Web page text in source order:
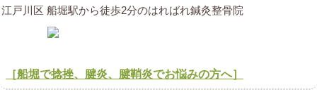
江戸川区 船堀駅から徒歩2分のはればれ鍼灸整骨院
［船堀で捻挫、腱炎、腱鞘炎でお悩みの方へ］